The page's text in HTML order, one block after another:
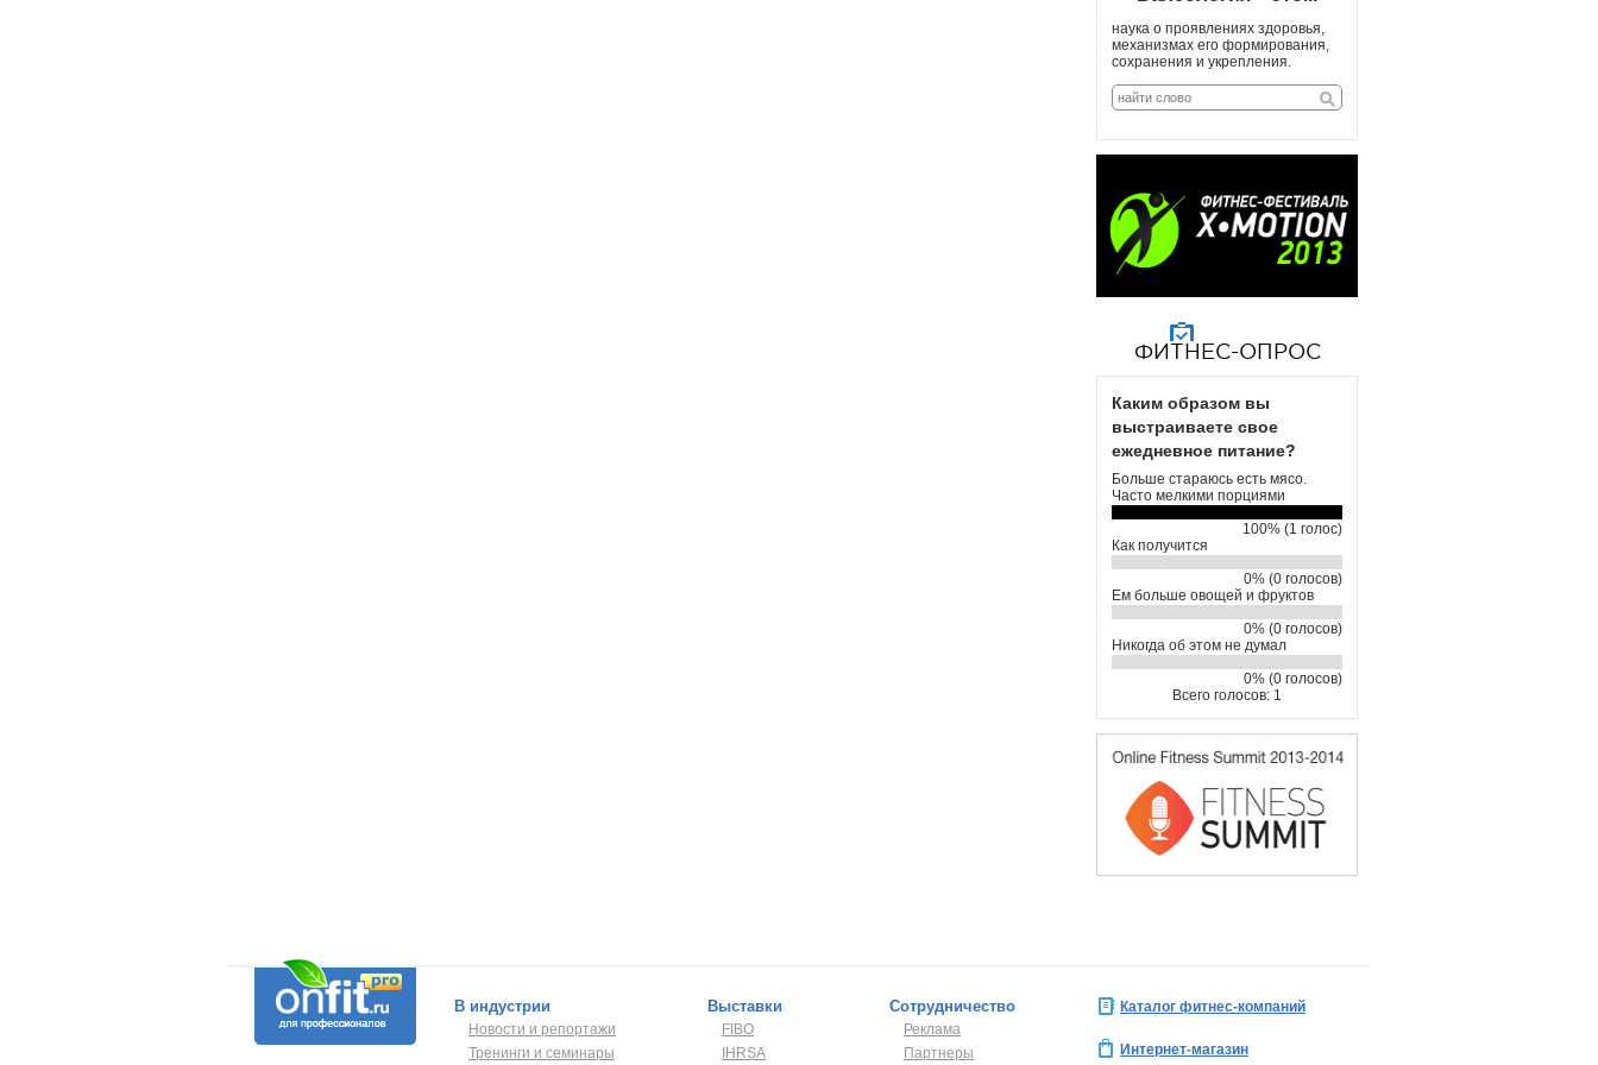
наука о проявлениях здоровья,
механизмах его формирования,
сохранения и укрепления.
ФИТНЕС-ОПРОС
Каким образом вы
выстраиваете свое
ежедневное питание?
Больше стараюсь есть мясо.
Часто мелкими порциями
100% (1 голос)
Как получится
0% (0 голосов)
Ем больше овощей и фруктов
0% (0 голосов)
Никогда об этом не думал
0% (0 голосов)
Всего голосов: 1
В индустрии
Новости и репортажи
Тренинги и семинары
Выставки
FIBO
IHRSA
Сотрудничество
Реклама
Партнеры
Каталог фитнес-компаний
Интернет-магазин